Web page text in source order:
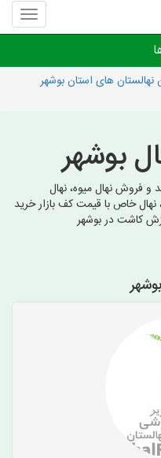
منوی
سایت
فروشی
های استان بوشهر
بوشهر
و فروش نهال میوه، نهال
نهال خاص با قیمت کف بازار خرید
کاشت در بوشهر